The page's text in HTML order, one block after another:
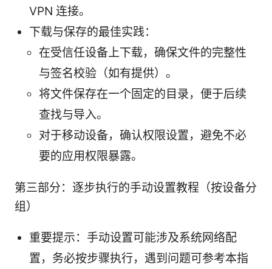
VPN 连接。
下载与保存的最佳实践：
在受信任设备上下载，确保文件的完整性
与签名校验（如有提供）。
将文件保存在一个固定的目录，便于后续
查找与导入。
对于移动设备，确认权限设置，避免不必
要的应用权限暴露。
第三部分：逐步执行的手动设置教程（按设备分
组）
重要提示：手动设置可能涉及系统网络配
置，务必按步骤执行，遇到问题可参考本指